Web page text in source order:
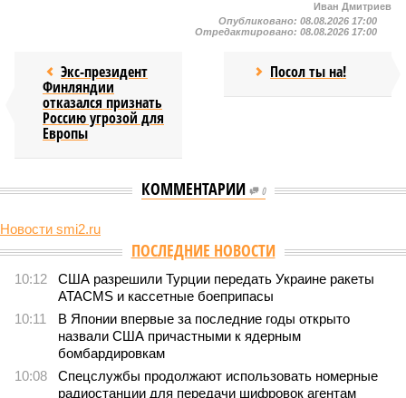
Иван Дмитриев
Опубликовано: 08.08.2026 17:00
Отредактировано: 08.08.2026 17:00
Экс-президент
Финляндии
отказался признать
Россию угрозой для
Европы
Посол ты на!
КОММЕНТАРИИ 0
Новости smi2.ru
В нескольких станциях от уже сданного
«Сказочного леса» пайщики ЖК «Станция Л» продолжают ждать от
компании Capital Group начала реальной достройки
В нескольких станциях от уже сданного «Сказочного
леса» пайщики ЖК «Станция Л» продолжают ждать от
компании Capital Group начала реальной достройки
«Станция ожидания» для дольщиков